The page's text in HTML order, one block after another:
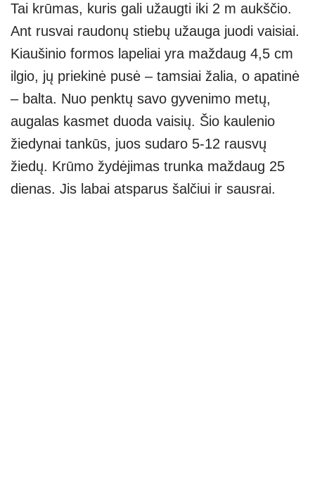
Tai krūmas, kuris gali užaugti iki 2 m aukščio.
Ant rusvai raudonų stiebų užauga juodi vaisiai.
Kiaušinio formos lapeliai yra maždaug 4,5 cm
ilgio, jų priekinė pusė – tamsiai žalia, o apatinė
– balta. Nuo penktų savo gyvenimo metų,
augalas kasmet duoda vaisių. Šio kaulenio
žiedynai tankūs, juos sudaro 5-12 rausvų
žiedų. Krūmo žydėjimas trunka maždaug 25
dienas. Jis labai atsparus šalčiui ir sausrai.